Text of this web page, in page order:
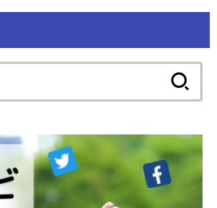
索: